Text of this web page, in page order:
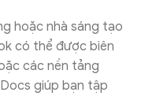
hoặc nhà sáng tạo
có thể được biên
các nền tảng
giúp bạn tập